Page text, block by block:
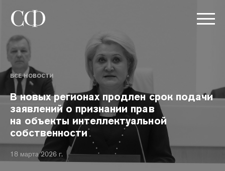
ВСЕ НОВОСТИ
В новых регионах продлен срок подачи
заявлений о признании прав
на объекты интеллектуальной
собственности
18 марта 2026 г.